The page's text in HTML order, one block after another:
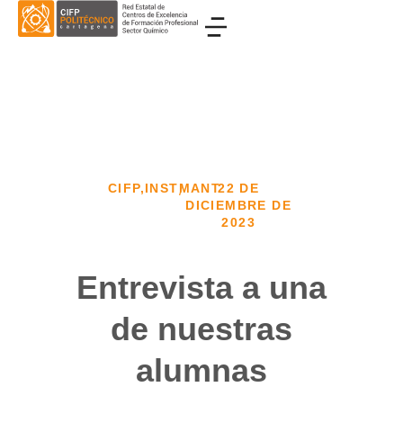
CIFP,INSTMANT
/
22 DE
DICIEMBRE DE
2023
Entrevista a una
de nuestras
alumnas